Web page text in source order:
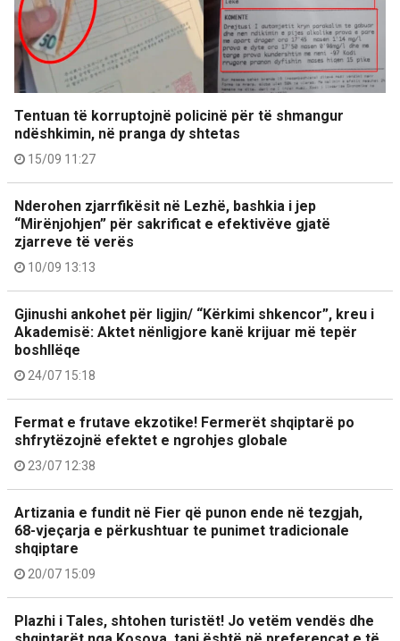
Tentuan të korruptojnë policinë për të shmangur
ndëshkimin, në pranga dy shtetas
15/09 11:27
Nderohen zjarrfikësit në Lezhë, bashkia i jep
“Mirënjohjen” për sakrificat e efektivëve gjatë
zjarreve të verës
10/09 13:13
Gjinushi ankohet për ligjin/ “Kërkimi shkencor”, kreu i
Akademisë: Aktet nënligjore kanë krijuar më tepër
boshllëqe
24/07 15:18
Fermat e frutave ekzotike! Fermerët shqiptarë po
shfrytëzojnë efektet e ngrohjes globale
23/07 12:38
Artizania e fundit në Fier që punon ende në tezgjah,
68-vjeçarja e përkushtuar te punimet tradicionale
shqiptare
20/07 15:09
Plazhi i Tales, shtohen turistët! Jo vetëm vendës dhe